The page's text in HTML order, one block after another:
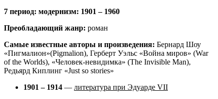
7 период: модернизм: 1901 – 1960
Преобладающий жанр: роман
Самые известные авторы и произведения: Бернард Шоу
«Пигмалион»(Pigmalion), Герберт Уэльс «Война миров» (War
of the Worlds), «Человек-невидимка» (The Invisible Man),
Редьярд Киплинг «Just so stories»
1901 – 1914 — литература при Эдуарде VII